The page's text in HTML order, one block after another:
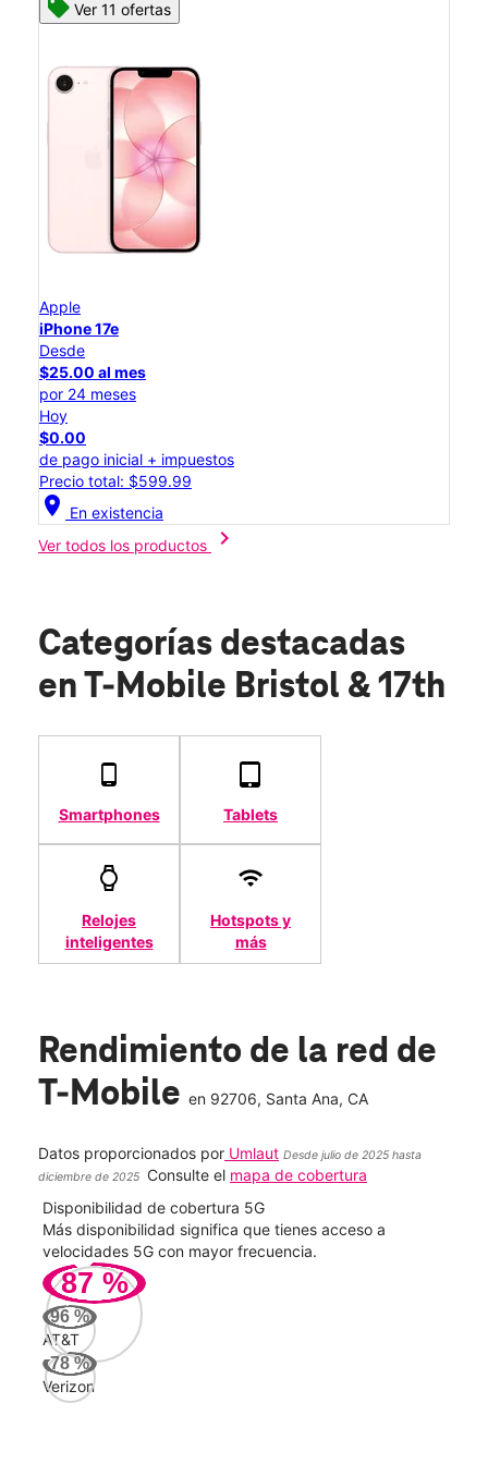
Ver 11 ofertas
Apple
iPhone 17e
Desde
$25.00 al mes
por 24 meses
Hoy
$0.00
de pago inicial + impuestos
Precio total: $599.99
location_on En existencia
Ver todos los productos
chevron_right
Categorías destacadas
en T-Mobile Bristol & 17th
Smartphones Tablets
Relojes
inteligentes
Hotspots y
más
Rendimiento de la red de
T-Mobile en 92706, Santa Ana, CA
Datos proporcionados por Umlaut Desde julio de 2025 hasta
diciembre de 2025
Consulte el mapa de cobertura
Disponibilidad de cobertura 5G
Más disponibilidad significa que tienes acceso a
velocidades 5G con mayor frecuencia.
87 %
96 %
AT&T
78%
Verizon